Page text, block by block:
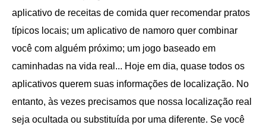
aplicativo de receitas de comida quer recomendar pratos
típicos locais; um aplicativo de namoro quer combinar
você com alguém próximo; um jogo baseado em
caminhadas na vida real... Hoje em dia, quase todos os
aplicativos querem suas informações de localização. No
entanto, às vezes precisamos que nossa localização real
seja ocultada ou substituída por uma diferente. Se você